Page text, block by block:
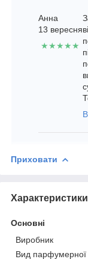
Анна
13 вересня
★★★★★
Приховати
Характеристики
Основні
Виробник
Вид парфумерної